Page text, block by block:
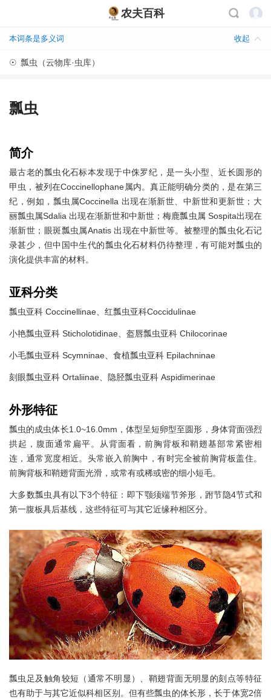
农夫百科
本词条是多义词 收起
☉ 瓢虫（云物库·虫库）
瓢虫
简介
最古老的瓢虫化石标本发现于中侏罗纪，是一头小型、近长圆形的
甲虫，被列在Coccinellophane属内。真正能明确分类的，是在第三
纪，例如，瓢虫属Coccinella 出现在渐新世、中新世和更新世；大
丽瓢虫属Sdalia 出现在渐新世和中新世；梅鹿瓢虫属 Sospita出现在
渐新世；眼斑瓢虫属Anatis 出现在中新世等。被整理的瓢虫化石记
录甚少，但中国中生代的瓢虫化石材料仍待整理，有可能对瓢虫的
演化提供丰富的材料。
亚科分类
瓢虫亚科 Coccinellinae、红瓢虫亚科Coccidulinae
小艳瓢虫亚科 Sticholotidinae、盔唇瓢虫亚科 Chilocorinae
小毛瓢虫亚科 Scymninae、食植瓢虫亚科 Epilachninae
刻眼瓢虫亚科 Ortaliinae、隐胫瓢虫亚科 Aspidimerinae
外形特征
瓢虫的成虫体长1.0~16.0mm，体型呈短卵型至圆形，身体背面强烈
拱起，腹面通常扁平。从背面看，前胸背板和鞘翅基部常紧密相
连，通常宽度相近。头常嵌入前胸中，有时完全被前胸背板盖住。
前胸背板和鞘翅背面光滑，或常有或稀或密的细小短毛。
大多数瓢虫具有以下3个特征：即下颚须端节斧形，跗节隐4节式和
第一腹板具后基线，这些特征可与其它近缘种相区分。
瓢虫足及触角较短（通常不明显）、鞘翅背面无明显的刻点等特征
也有助于与其它近似科相区别。但有些瓢虫的体长形，长于体宽2倍